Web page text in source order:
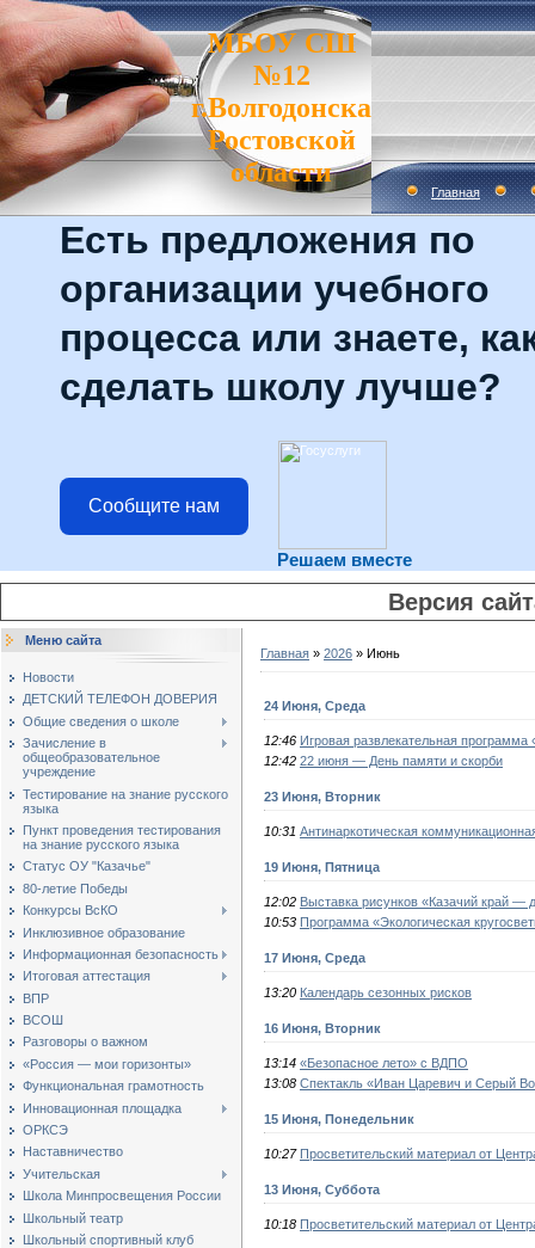
МБОУ СШ
№12
г.Волгодонска
Ростовской
области
Главная
Есть предложения по
организации учебного
процесса или знаете,
сделать школу лучше?
Сообщите нам
Решаем вместе
Версия
Меню сайта
Новости
ДЕТСКИЙ ТЕЛЕФОН ДОВЕРИЯ
Общие сведения о школе
Зачисление в
общеобразовательное
учреждение
Тестирование на знание русского
языка
Пункт проведения тестирования
на знание русского языка
Статус ОУ "Казачье"
80-летие Победы
Конкурсы ВсКО
Инклюзивное образование
Информационная безопасность
Итоговая аттестация
ВПР
ВСОШ
Разговоры о важном
«Россия — мои горизонты»
Функциональная грамотность
Инновационная площадка
ОРКСЭ
Наставничество
Учительская
Школа Минпросвещения России
Школьный театр
Школьный спортивный клуб
Главная » 2026 » Июнь
24 Июня, Среда
12:46 Игровая развлекательная программа
12:42 22 июня — День памяти и скорби
23 Июня, Вторник
10:31 Антинаркотическая
19 Июня, Пятница
12:02 Выставка рисунков «Казачий край —
10:53 Программа «Экологическая
17 Июня, Среда
13:20 Календарь сезонных рисков
16 Июня, Вторник
13:14 «Безопасное лето» с ВДПО
13:08 Спектакль «Иван Царевич и Серый
15 Июня, Понедельник
10:27 Просветительский материал от
13 Июня, Суббота
10:18 Просветительский материал от